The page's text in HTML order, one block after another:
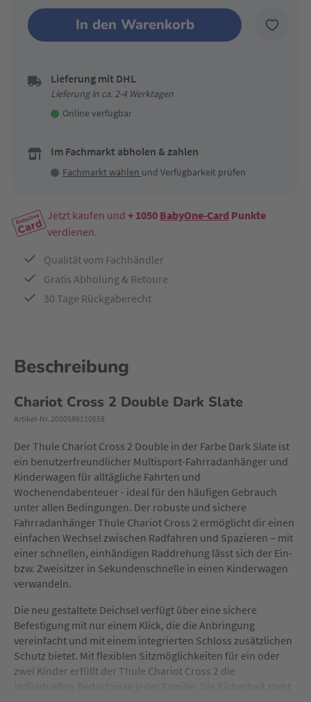
In den Warenkorb
Lieferung mit DHL
Lieferung in ca. 2-4 Werktagen
Online verfügbar
Im Fachmarkt abholen & zahlen
Fachmarkt wählen und Verfügbarkeit prüfen
Jetzt kaufen und + 1050 BabyOne-Card Punkte
verdienen.
Qualität vom Fachhändler
Gratis Abholung & Retoure
30 Tage Rückgaberecht
Beschreibung
Chariot Cross 2 Double Dark Slate
Artikel-Nr. 2000586110658
Der Thule Chariot Cross 2 Double in der Farbe Dark Slate ist
ein benutzerfreundlicher Multisport-Fahrradanhänger und
Kinderwagen für alltägliche Fahrten und
Wochenendabenteuer - ideal für den häufigen Gebrauch
unter allen Bedingungen. Der robuste und sichere
Fahrradanhänger Thule Chariot Cross 2 ermöglicht dir einen
einfachen Wechsel zwischen Radfahren und Spazieren – mit
einer schnellen, einhändigen Raddrehung lässt sich der Ein-
bzw. Zweisitzer in Sekundenschnelle in einen Kinderwagen
verwandeln.
Die neu gestaltete Deichsel verfügt über eine sichere
Befestigung mit nur einem Klick, die die Anbringung
vereinfacht und mit einem integrierten Schloss zusätzlichen
Schutz bietet. Mit flexiblen Sitzmöglichkeiten für ein oder
zwei Kinder erfüllt der Thule Chariot Cross 2 die